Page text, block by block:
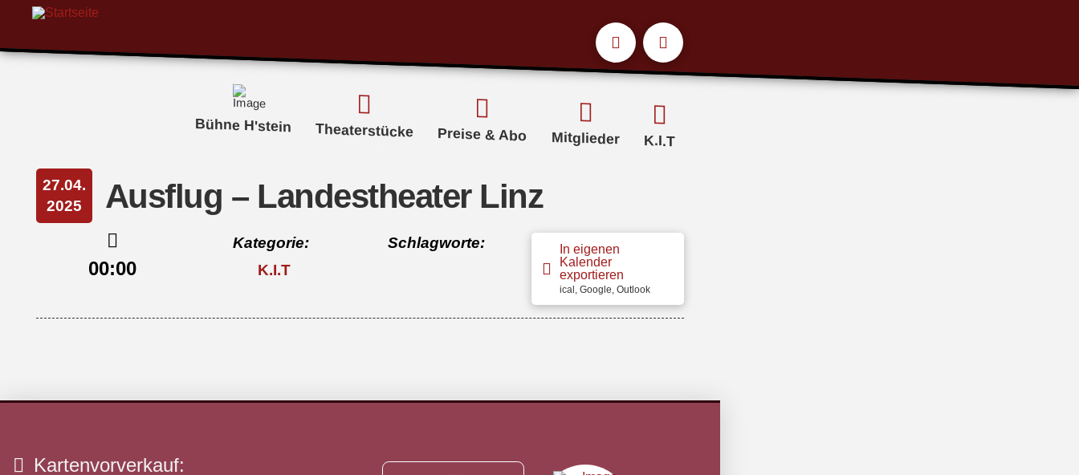
Bühne H'stein Theaterstücke Preise & Abo Mitglieder K.I.T
27.04.
2025
Ausflug – Landestheater Linz
00:00
Kategorie:
K.I.T
Schlagworte:
In eigenen
Kalender
exportieren
ical, Google, Outlook
Kartenvorverkauf: